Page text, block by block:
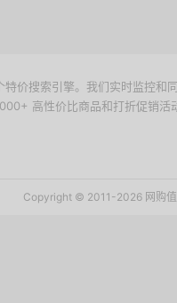
价搜索引擎。我们实时监控和
高性价比商品和打折促销
Copyright © 2011-2026 网购